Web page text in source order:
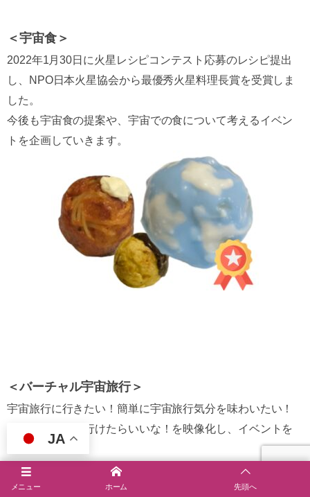
＜宇宙食＞
2022年1月30日に火星レシピコンテスト応募のレシピ提出
し、NPO日本火星協会から最優秀火星料理長賞を受賞しま
した。
今後も宇宙食の提案や、宇宙での食について考えるイベン
トを企画していきます。
＜バーチャル宇宙旅行＞
宇宙旅行に行きたい！簡単に宇宙旅行気分を味わいたい！
という想いから行けたらいいな！を映像化し、イベントを
未経験からアテレコや動画作成など、皆で挑戦しながら作
っています。
メニュー ホーム 先頭へ
JA